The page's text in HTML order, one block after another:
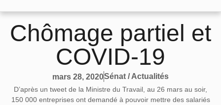
Chômage partiel et
COVID-19
mars 28, 2020Sénat / Actualités
D’après un tweet de la Ministre du Travail, au 26 mars au soir,
150 000 entreprises ont demandé à pouvoir mettre des salariés